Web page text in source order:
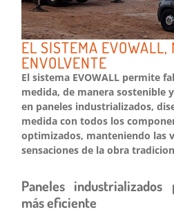
EL SISTEMA EVOWALL,
ENVOLVENTE
El sistema EVOWALL permite
medida, de manera sostenible
en paneles industrializados,
medida con todos los
optimizados, manteniendo las
sensaciones de la obra
Paneles
más eficiente